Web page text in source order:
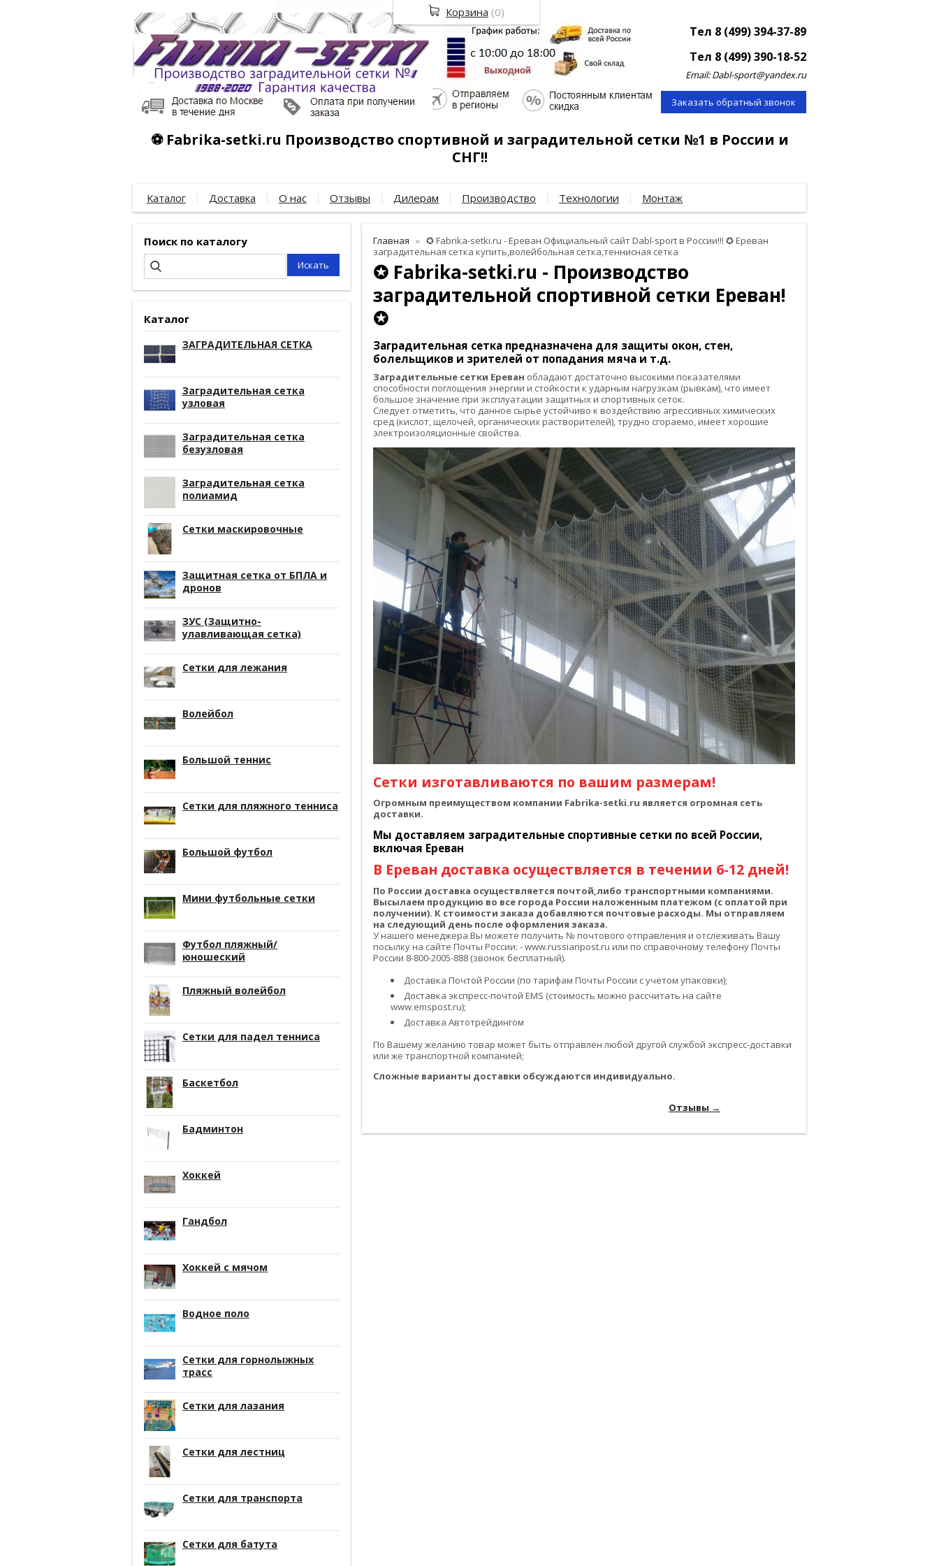
Тел 8 (499) 394-37-89
Тел 8 (499) 390-18-52
Email: Dabl-sport@yandex.ru
Заказать обратный звонок
⚽ Fabrika-setki.ru Производство спортивной и заградительной сетки №1 в России и
СНГ!!
Каталог Доставка О нас Отзывы Дилерам Производство Технологии Монтаж
Поиск по каталогу
Каталог
ЗАГРАДИТЕЛЬНАЯ СЕТКА
Заградительная сетка
узловая
Заградительная сетка
безузловая
Заградительная сетка
полиамид
Сетки маскировочные
Защитная сетка от БПЛА и
дронов
ЗУС (Защитно-
улавливающая сетка)
Сетки для лежания
Волейбол
Большой теннис
Сетки для пляжного тенниса
Большой футбол
Мини футбольные сетки
Футбол пляжный/
юношеский
Пляжный волейбол
Сетки для падел тенниса
Баскетбол
Бадминтон
Хоккей
Гандбол
Хоккей с мячом
Водное поло
Сетки для горнолыжных
трасс
Сетки для лазания
Сетки для лестниц
Сетки для транспорта
Сетки для батута
Главная
✪ Fabrika-setki.ru - Ереван Официальный сайт Dabl-sport в России!!! ✪ Ереван
заградительная сетка купить,волейбольная сетка,теннисная сетка
✪ Fabrika-setki.ru - Производство
заградительной спортивной сетки Ереван!
✪
Заградительная сетка предназначена для защиты окон, стен,
болельщиков и зрителей от попадания мяча и т.д.
Заградительные сетки Ереван обладают достаточно высокими показателями
способности поглощения энергии и стойкости к ударным нагрузкам (рывкам), что имеет
большое значение при эксплуатации защитных и спортивных сеток.
Следует отметить, что данное сырье устойчиво к воздействию агрессивных химических
сред (кислот, щелочей, органических растворителей), трудно сгораемо, имеет хорошие
электроизоляционные свойства.
Сетки изготавливаются по вашим размерам!
Огромным преимуществом компании Fabrika-setki.ru является огромная сеть
доставки.
Мы доставляем заградительные спортивные сетки по всей России,
включая Ереван
В Ереван доставка осуществляется в течении 6-12 дней!
По России доставка осуществляется почтой,либо транспортными компаниями.
Высылаем продукцию во все города России наложенным платежом (с оплатой при
получении). К стоимости заказа добавляются почтовые расходы. Мы отправляем
на следующий день после оформления заказа.
У нашего менеджера Вы можете получить № почтового отправления и отслеживать Вашу
посылку на сайте Почты России: - www.russianpost.ru или по справочному телефону Почты
России 8-800-2005-888 (звонок бесплатный).
Доставка Почтой России (по тарифам Почты России с учетом упаковки);
Доставка экспресс-почтой EMS (стоимость можно рассчитать на сайте
www.emspost.ru);
Доставка Автотрейдингом
По Вашему желанию товар может быть отправлен любой другой службой экспресс-доставки
или же транспортной компанией;
Сложные варианты доставки обсуждаются индивидуально.
Отзывы →
Корзина (0)